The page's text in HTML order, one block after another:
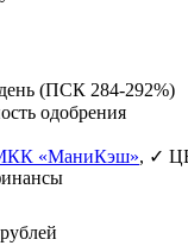
(ПСК 284-292%)
одобрения
«МаниКэш», ✓